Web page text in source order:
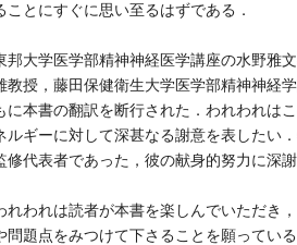
ことにすぐに思い至るはずである．
大学医学部精神神経医学講座の水野雅
教授，藤田保健衛生大学医学部精神神経
に本書の翻訳を断行された．われわれは
ルギーに対して深甚なる謝意を表したい
修代表者であった，彼の献身的努力に深謝
われは読者が本書を楽しんでいただき
問題点をみつけて下さることを願っている